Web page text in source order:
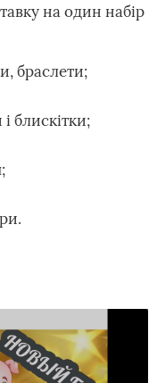
на один набір
браслети;
блискітки;